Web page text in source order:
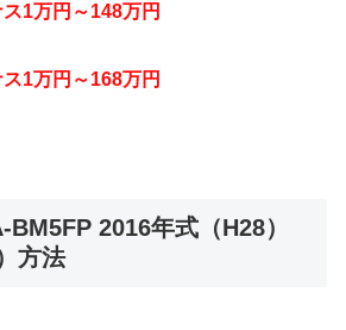
1万円～148万円
1万円～168万円
2016年式（H28）
方法